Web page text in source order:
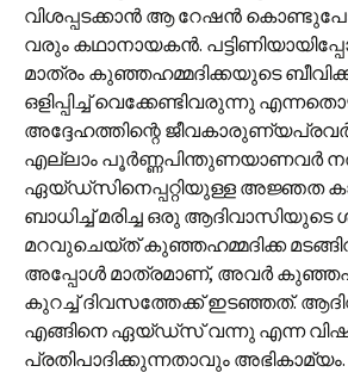
വിശപ്പടക്കാന്‍ ആ റേഷന്‍
വരും കഥാനായകന്‍.
മാത്രം കുഞ്ഞഹമ്മദിക്കയുടെ
ഒളിപ്പിച്ച് വെക്കേണ്ടിവരുന്നു
അദ്ദേഹത്തിന്റെ
എല്ലാം പൂര്‍ണ്ണപിന്തുണയാണവര്‍
ഏയ്ഡ്‌സിനെപ്പറ്റിയുള്ള അജ്ഞത
ബാധിച്ച് മരിച്ച ഒരു ആദിവാസിയുടെ
മറവുചെയ്ത് കുഞ്ഞഹമ്മദിക്ക
അപ്പോള്‍ മാത്രമാണ്, അവര്‍
കുറച്ച് ദിവസത്തേക്ക് ഇടഞ്ഞത്.
എങ്ങിനെ ഏയ്‌ഡ്സ് വന്നു എന്ന
പ്രതിപാദിക്കുന്നതാവും